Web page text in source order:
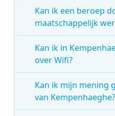
Kan ik een beroep
maatschappelijk
Kan ik in
over Wifi?
Kan ik mijn mening
van Kempenhaeghe?